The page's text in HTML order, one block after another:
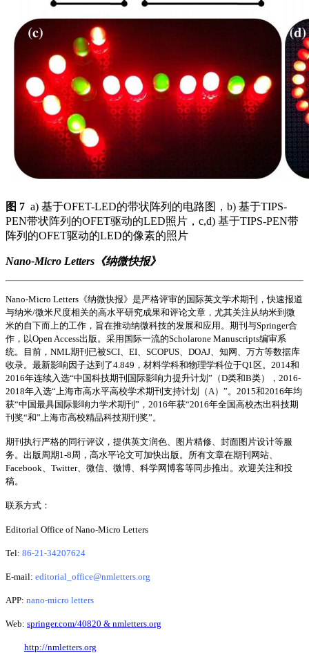
图 7 a) 基于OFET-LED的带状阵列的电路图，b) 基于TIPS-
PEN带状阵列的OFET驱动的LED照片，c,d) 基于TIPS-PEN带
阵列的OFET驱动的LED的像素的照片
Nano-Micro Letters《纳微快报》
Nano-Micro Letters《纳微快报》是严格评审的国际英文学术期刊，快速报道
与纳米/微米尺度相关的高水平研究成果和评论文章，尤其关注从纳米到微
米的自下而上的工作，旨在推动纳微科技的发展和应用。期刊与Springer合
作，以Open Access出版。采用国际一流的Scholarone Manuscripts编审系
统。目前，NML期刊已被SCI、EI、SCOPUS、DOAJ、知网、万方等数据库
收录。最新影响因子达到了4.849，材料学科和物理学科位于Q1区。2014和
2016年连续入选“中国科技期刊国际影响力提升计划”（D类和B类），2016-
2018年入选“上海市高水平高校学术期刊支持计划（A）”。2015和2016年均
获“中国最具国际影响力学术期刊”，2016年获“2016年全国高校杰出科技期
刊奖“和”上海市高校精品科技期刊奖”。
期刊执行严格的同行评议，提供英文润色、图片精修、封面图片设计等服
务。出版周期1-8周，高水平论文可加快出版。所有文章在期刊网站、
Facebook、Twitter、微信、微博、科学网博客等同步推出。欢迎关注和投
稿。
联系方式：
Editorial Office of Nano-Micro Letters
Tel: 86-21-34207624
E-mail: editorial_office@nmletters.org
APP: nano-micro letters
Web: springer.com/40820 & nmletters.org
http://nmletters.org